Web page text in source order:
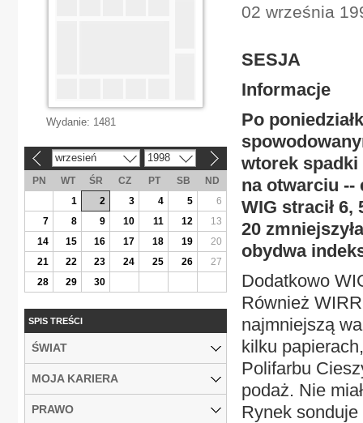
02 września
SESJA
Informacje
Po
wtorek spadki
na otwarciu --
WIG stracił 6,
20
obydwa
Dodatkowo
Również
najmniejszą
kilku
Polifarbu
podaż. Nie
Rynek
Wydanie: 1481
wrzesień 1998
PN WT ŚR CZ PT SB
ND
1
2 3 4 5
6
7
8 9 10 11 12
13
14
15 16 17 18 19
20
21
22 23 24 25 26
27
28
29 30
SPIS TREŚCI
ŚWIAT
MOJA KARIERA
PRAWO